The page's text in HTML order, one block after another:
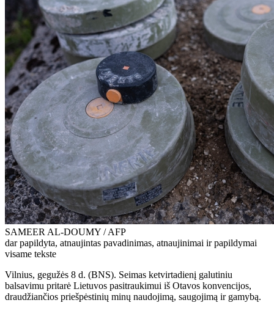
SAMEER AL-DOUMY / AFP
dar papildyta, atnaujintas pavadinimas, atnaujinimai ir papildymai
visame tekste
Vilnius, gegužės 8 d. (BNS). Seimas ketvirtadienį galutiniu
balsavimu pritarė Lietuvos pasitraukimui iš Otavos konvencijos,
draudžiančios priešpėstinių minų naudojimą, saugojimą ir gamybą.